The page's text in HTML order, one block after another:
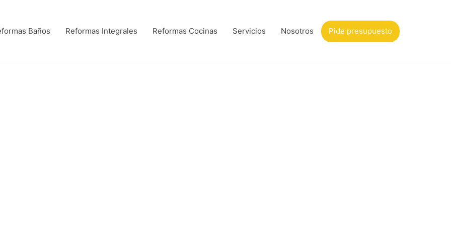
Baños Reformas Integrales Reformas Cocinas Servicios Nosotros Pide presupuesto